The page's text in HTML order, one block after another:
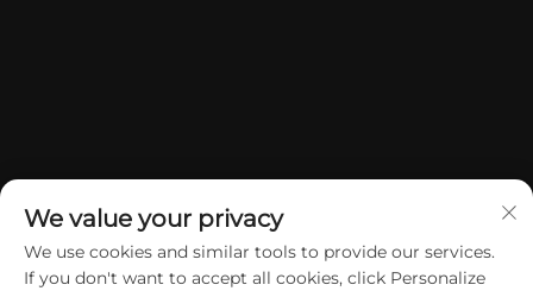
We value your privacy
We use cookies and similar tools to provide our services.
If you don't want to accept all cookies, click Personalize